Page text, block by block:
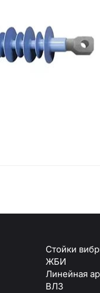
Стойки
ЖБИ
Линейная
ВЛЗ